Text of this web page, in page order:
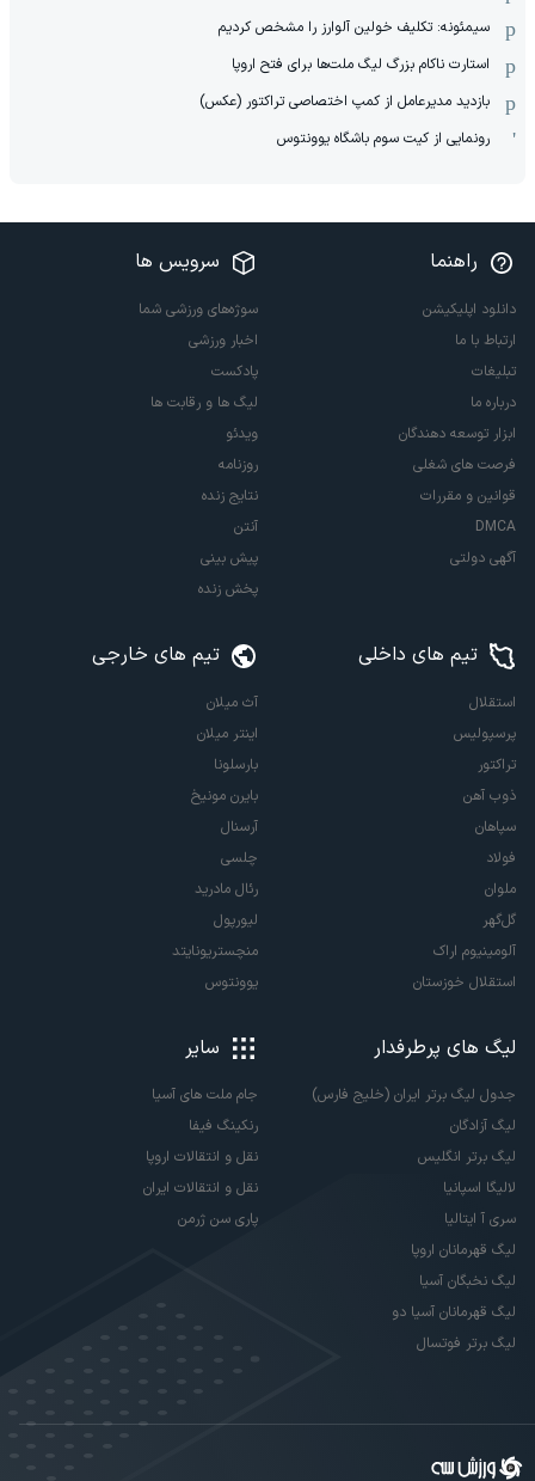
سیمئونه: تکلیف خولین آلوارز را مشخص کردیم
استارت ناکام بزرگ لیگ ملت‌ها برای فتح اروپا
بازدید مدیرعامل از کمپ اختصاصی تراکتور (عکس)
رونمایی از کیت سوم باشگاه یوونتوس
راهنما
دانلود اپلیکیشن
ارتباط با ما
تبلیغات
درباره ما
ابزار توسعه دهندگان
فرصت های شغلی
قوانین و مقررات
DMCA
آگهی دولتی
سرویس ها
سوژه‌های ورزشی شما
اخبار ورزشی
پادکست
لیگ ها و رقابت ها
ویدئو
روزنامه
نتایج زنده
آنتن
پیش بینی
پخش زنده
تیم های داخلی
استقلال
پرسپولیس
تراکتور
ذوب آهن
سپاهان
فولاد
ملوان
گل‌گهر
آلومینیوم اراک
استقلال خوزستان
تیم های خارجی
آث میلان
اینتر میلان
بارسلونا
بایرن مونیخ
آرسنال
چلسی
رئال مادرید
لیورپول
منچستریونایتد
یوونتوس
لیگ های پرطرفدار
جدول لیگ برتر ایران (خلیج فارس)
لیگ آزادگان
لیگ برتر انگلیس
لالیگا اسپانیا
سری آ ایتالیا
لیگ قهرمانان اروپا
لیگ نخبگان آسیا
لیگ قهرمانان آسیا دو
لیگ برتر فوتسال
سایر
جام ملت های آسیا
رنکینگ فیفا
نقل و انتقالات اروپا
نقل و انتقالات ایران
پاری سن ژرمن